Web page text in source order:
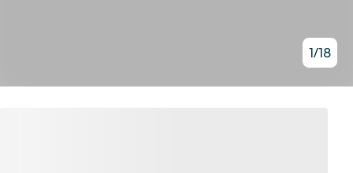
1/18